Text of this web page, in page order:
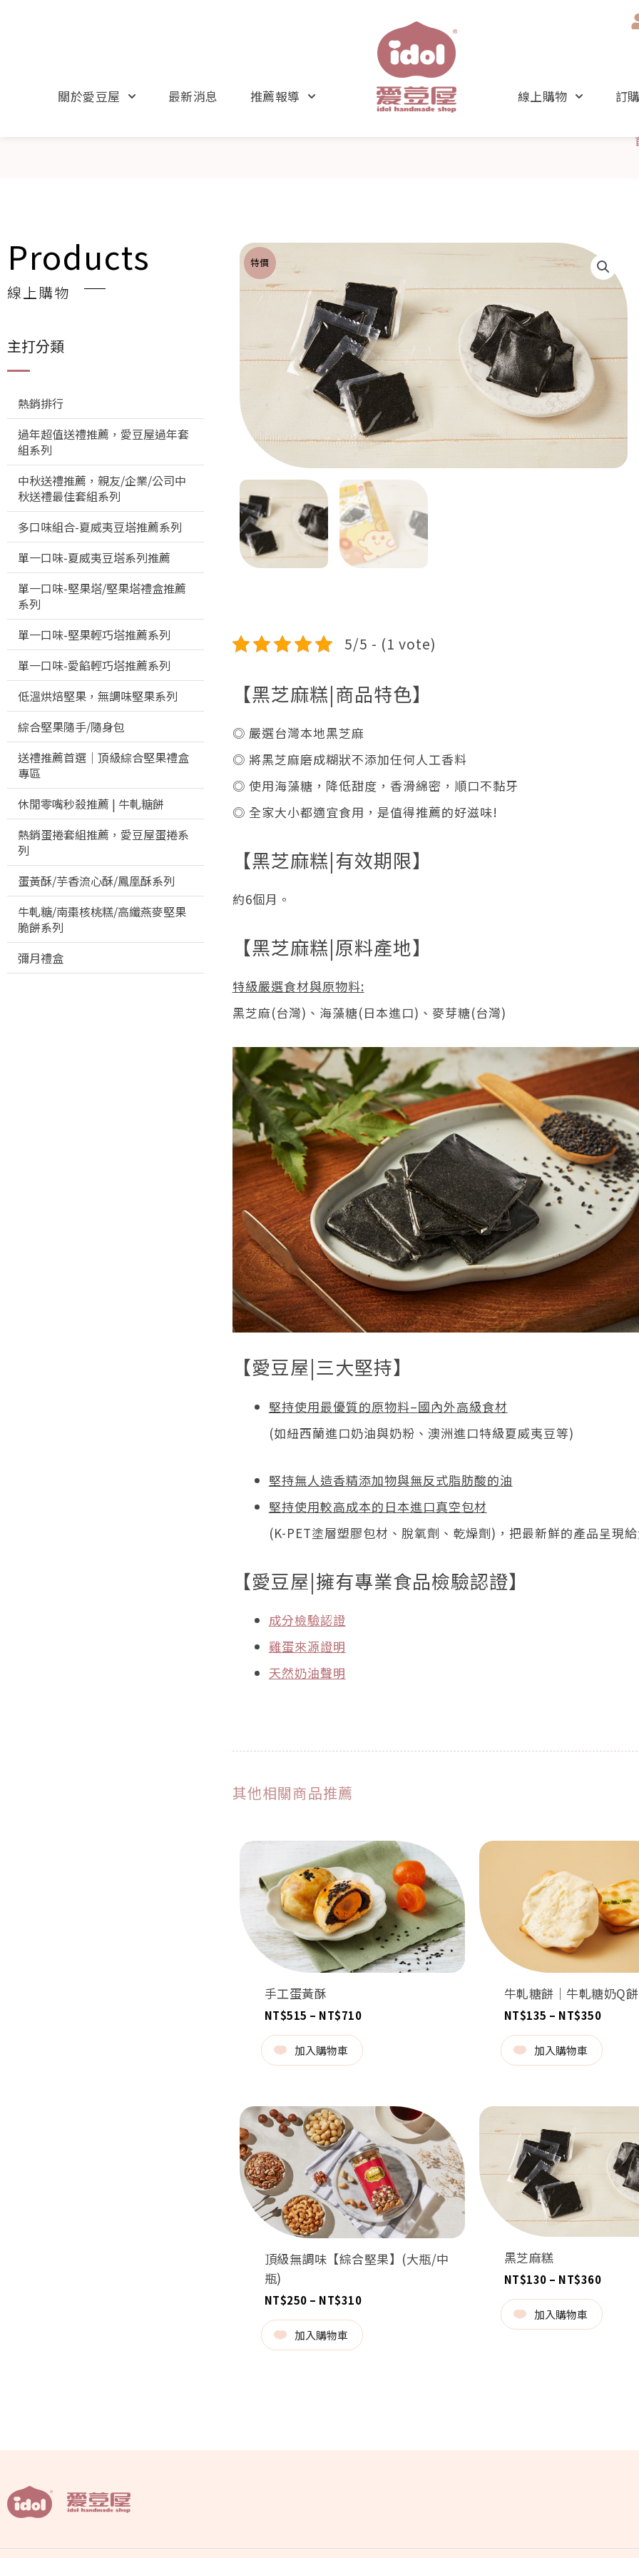
關於愛豆屋 最新消息 推薦報導 線上購物 訂
Products
線上購物
主打分類
熱銷排行
過年超值送禮推薦，愛豆屋過年套
組系列
中秋送禮推薦，親友/企業/公司中
秋送禮最佳套組系列
多口味組合-夏威夷豆塔推薦系列
單一口味-夏威夷豆塔系列推薦
單一口味-堅果塔/堅果塔禮盒推薦
系列
單一口味-堅果輕巧塔推薦系列
單一口味-愛餡輕巧塔推薦系列
低溫烘焙堅果，無調味堅果系列
綜合堅果隨手/隨身包
送禮推薦首選｜頂級綜合堅果禮盒
專區
休閒零嘴秒殺推薦 | 牛軋糖餅
熱銷蛋捲套組推薦，愛豆屋蛋捲系
列
蛋黃酥/芋香流心酥/鳳凰酥系列
牛軋糖/南棗核桃糕/高纖燕麥堅果
脆餅系列
彌月禮盒
特價
5/5 - (1 vote)
【黑芝麻糕|商品特色】
◎ 嚴選台灣本地黑芝麻
◎ 將黑芝麻磨成糊狀不添加任何人工香料
◎ 使用海藻糖，降低甜度，香滑綿密，順口不黏牙
◎ 全家大小都適宜食用，是值得推薦的好滋味!
【黑芝麻糕|有效期限】
約6個月。 ​
【黑芝麻糕|原料產地】
特級嚴選食材與原物料:
黑芝麻(台灣)、海藻糖(日本進口)、麥芽糖(台灣)
【愛豆屋|三大堅持】
堅持使用最優質的原物料–國內外高級食材
(如紐西蘭進口奶油與奶粉、澳洲進口特級夏威夷豆等)
堅持無人造香精添加物與無反式脂肪酸的油
堅持使用較高成本的日本進口真空包材
(K-PET塗層塑膠包材、脫氧劑、乾燥劑)，把最新鮮的產品呈現
【愛豆屋|擁有專業食品檢驗認證】
成分檢驗認證
雞蛋來源證明
天然奶油聲明
其他相關商品推薦
手工蛋黃酥
NT$515 – NT$710價
圍：
NT$515
加入購物車
牛軋糖餅｜牛軋糖奶Q
NT$135 – NT$350價
圍：
加入購物車
頂級無調味【綜合堅果】(大瓶/中
瓶)
NT$250 – NT$310價
圍：
NT$250
加入購物車
黑芝麻糕
NT$130 – NT$360價
圍：
加入購物車